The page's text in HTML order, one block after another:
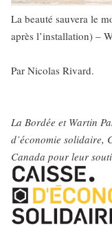
La beauté sauvera le
après l’installation) –
Par Nicolas Rivard.
La Bordée et Wartin
d’économie solidaire,
Canada pour leur